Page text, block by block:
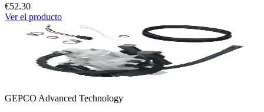
€52.30
Ver el producto
GEPCO Advanced Technology